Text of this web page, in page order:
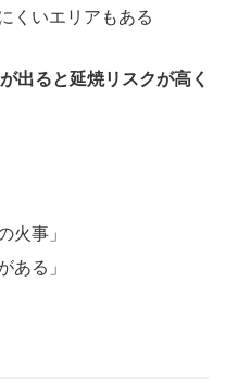
くいエリアもある
出ると延焼リスクが高く
火事」
ある」